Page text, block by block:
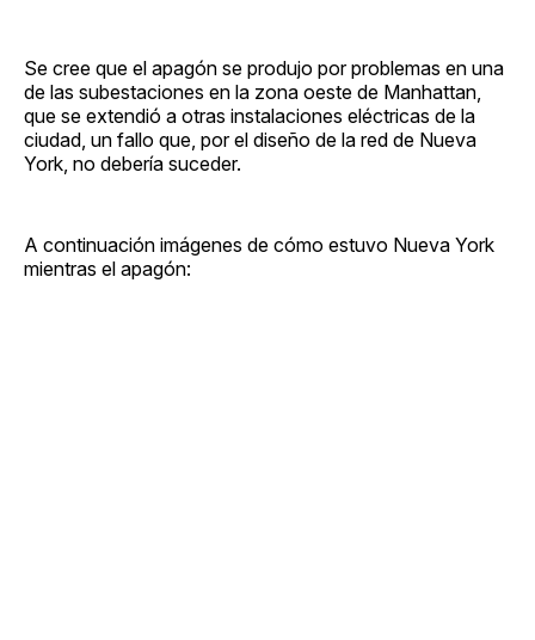
Se cree que el apagón se produjo por problemas en una
de las subestaciones en la zona oeste de Manhattan,
que se extendió a otras instalaciones eléctricas de la
ciudad, un fallo que, por el diseño de la red de Nueva
York, no debería suceder.
A continuación imágenes de cómo estuvo Nueva York
mientras el apagón: